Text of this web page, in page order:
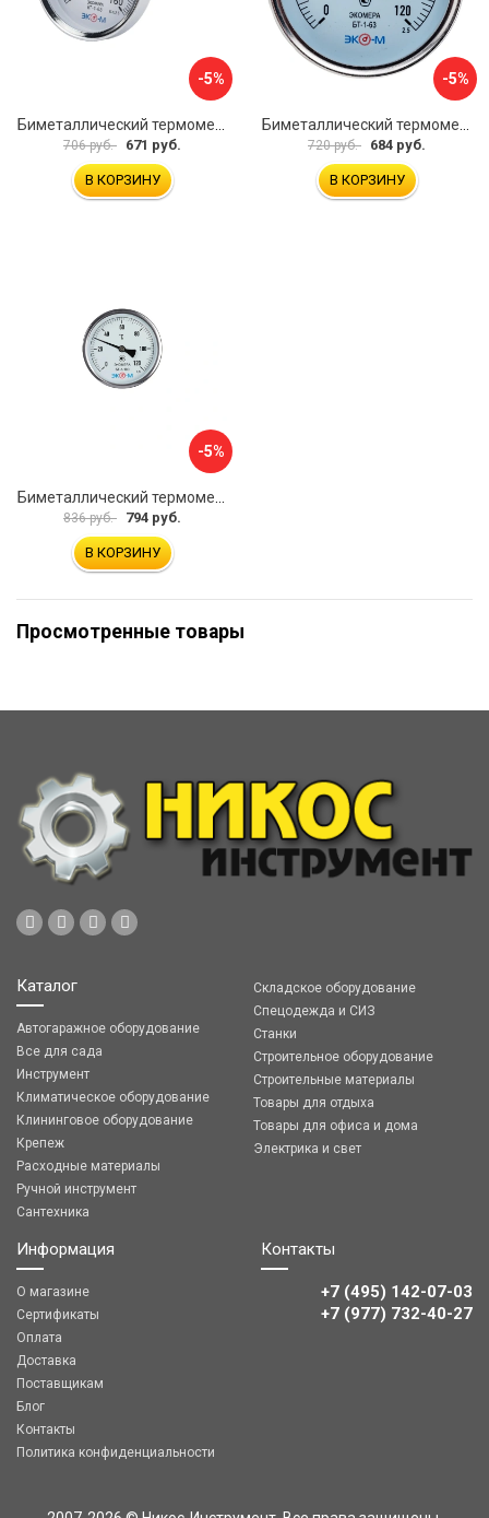
-5%
706 руб. 671 руб.
В КОРЗИНУ
-5%
720 руб. 684 руб.
В КОРЗИНУ
-5%
836 руб. 794 руб.
В КОРЗИНУ
Просмотренные товары
Каталог
Автогаражное оборудование
Все для сада
Инструмент
Климатическое оборудование
Клининговое оборудование
Крепеж
Расходные материалы
Ручной инструмент
Сантехника
Складское оборудование
Спецодежда и СИЗ
Станки
Строительное оборудование
Строительные материалы
Товары для отдыха
Товары для офиса и дома
Электрика и свет
Информация
О магазине
Сертификаты
Оплата
Доставка
Поставщикам
Блог
Контакты
Политика конфиденциальности
Контакты
+7 (495) 142-07-03
‎‎+7 (977) 732-40-27